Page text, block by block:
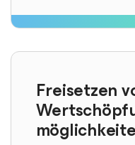
Freisetzen